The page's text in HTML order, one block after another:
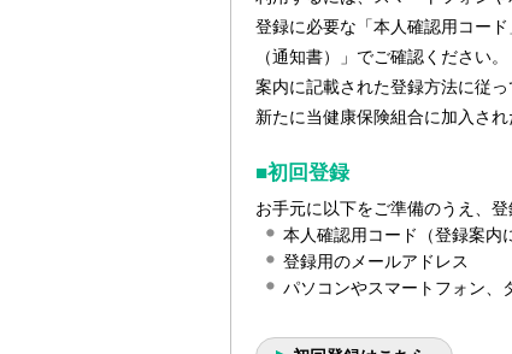
登録に必要な「本人確認用コー
（通知書）」でご確認ください。
案内に記載された登録方法に従
新たに当健康保険組合に加入さ
■初回登録
お手元に以下をご準備のうえ、登
本人確認用コード（登録案内
登録用のメールアドレス
パソコンやスマートフォン、